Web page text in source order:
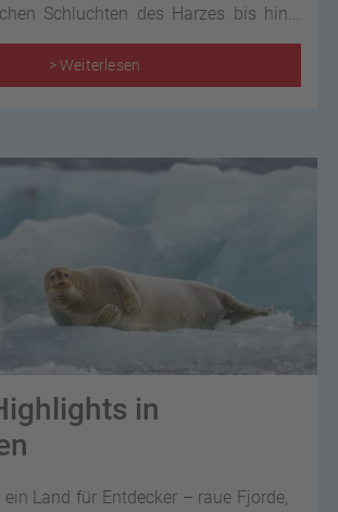
Schluchten des Harzes bis hin
Felsen der Sächsischen Schweiz
ist voll von atemberaubenden
die nur darauf warten, von Ihnen
> Weiterlesen
in
Land für Entdecker – raue Fjorde,